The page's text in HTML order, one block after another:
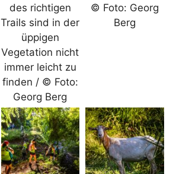
des richtigen
Trails sind in der
üppigen
Vegetation nicht
immer leicht zu
finden / © Foto:
Georg Berg
© Foto: Georg
Berg